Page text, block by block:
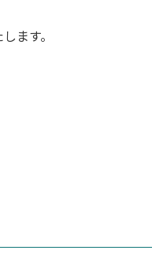
ます。